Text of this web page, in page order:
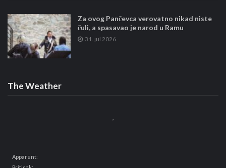
Za ovog Pančevca verovatno nikad niste
čuli, a spasavao je narod u Ramu
31. jul 2026.
The Weather
Apparent: